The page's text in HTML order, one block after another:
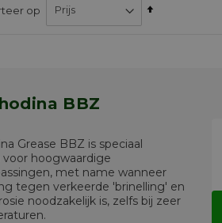
op
Van
BBZ
Grease BBZ is speciaal
hoogwaardige
met name wanneer
tegen verkeerde 'brinelling' en
noodzakelijk is, zelfs bij zeer